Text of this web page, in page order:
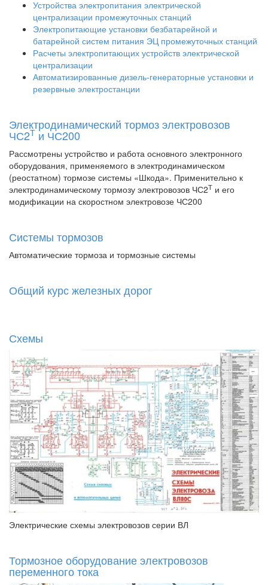
Устройства электропитания электрической
централизации промежуточных станций
Электропитающие установки безбатарейной и
батарейной систем питания ЭЦ промежуточных станций
Расчеты электропитающих устройств электрической
централизации
Автоматизированные дизель-генераторные установки и
резервные электростанции
Электродинамический тормоз электровозов
ЧС2Т и ЧС200
Рассмотрены устройство и работа основного электронного
оборудования, применяемого в электродинамическом
(реостатном) тормозе системы «Шкода». Применительно к
электродинамическому тормозу электровозов ЧС2Т и его
модификации на скоростном электровозе ЧС200
Системы тормозов
Автоматические тормоза и тормозные системы
Общий курс железных дорог
Схемы
Электрические схемы электровозов серии ВЛ
Тормозное оборудование электровозов
переменного тока